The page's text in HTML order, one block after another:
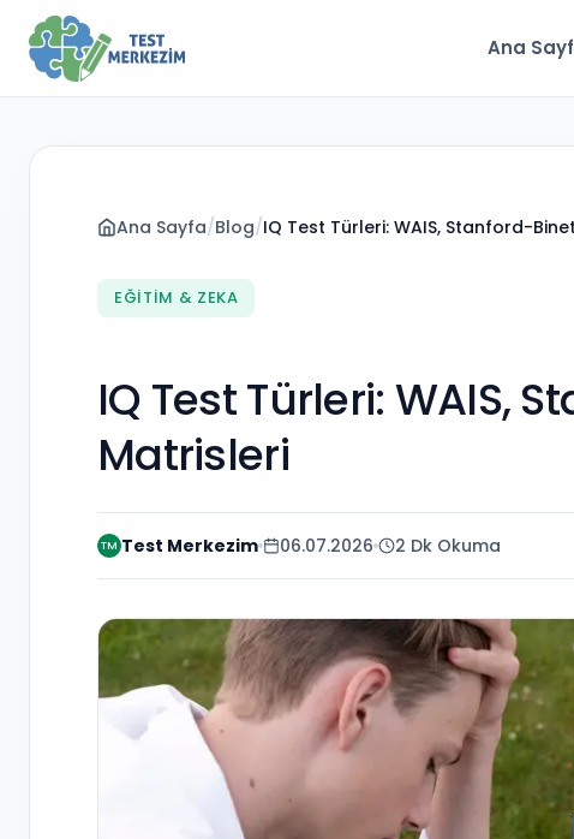
Ana
Ana Sayfa/Blog/IQ Test Türleri: WAIS, Stanford-
EĞITIM & ZEKA
IQ Test Türleri: WAIS,
Matrisleri
TM Test Merkezim 06.07.2026 2 Dk Okuma